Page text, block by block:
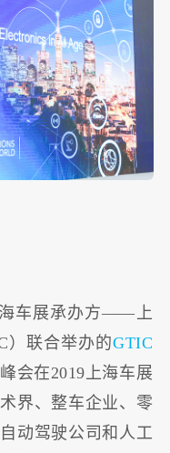
海车展承办方——上
）联合举办的GTIC
会在2019上海车展
界、整车企业、零
动驾驶公司和人工